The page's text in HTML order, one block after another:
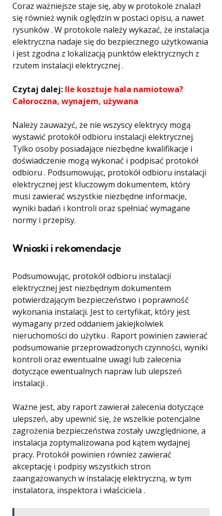
Coraz ważniejsze staje się, aby w protokole znalazł
się również wynik oględzin w postaci opisu, a nawet
rysunków . W protokole należy wykazać, że instalacja
elektryczna nadaje się do bezpiecznego użytkowania
i jest zgodna z lokalizacją punktów elektrycznych z
rzutem instalacji elektrycznej .
Czytaj dalej: Ile kosztuje hala namiotowa?
Całoroczna, wynajem, używana
Należy zauważyć, że nie wszyscy elektrycy mogą
wystawić protokół odbioru instalacji elektrycznej.
Tylko osoby posiadające niezbędne kwalifikacje i
doświadczenie mogą wykonać i podpisać protokół
odbioru . Podsumowując, protokół odbioru instalacji
elektrycznej jest kluczowym dokumentem, który
musi zawierać wszystkie niezbędne informacje,
wyniki badań i kontroli oraz spełniać wymagane
normy i przepisy.
Wnioski i rekomendacje
Podsumowując, protokół odbioru instalacji
elektrycznej jest niezbędnym dokumentem
potwierdzającym bezpieczeństwo i poprawność
wykonania instalacji. Jest to certyfikat, który jest
wymagany przed oddaniem jakiejkolwiek
nieruchomości do użytku . Raport powinien zawierać
podsumowanie przeprowadzonych czynności, wyniki
kontroli oraz ewentualne uwagi lub zalecenia
dotyczące ewentualnych napraw lub ulepszeń
instalacji .
Ważne jest, aby raport zawierał zalecenia dotyczące
ulepszeń, aby upewnić się, że wszelkie potencjalne
zagrożenia bezpieczeństwa zostały uwzględnione, a
instalacja zoptymalizowana pod kątem wydajnej
pracy. Protokół powinien również zawierać
akceptację i podpisy wszystkich stron
zaangażowanych w instalację elektryczną, w tym
instalatora, inspektora i właściciela .